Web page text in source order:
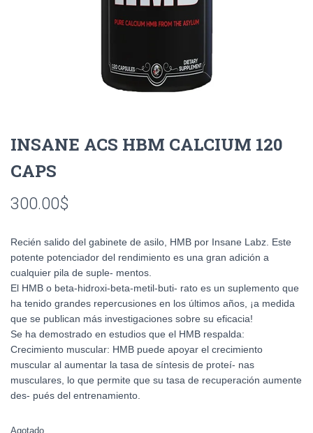
INSANE ACS HBM CALCIUM 120
CAPS
300.00$
Recién salido del gabinete de asilo, HMB por Insane Labz. Este
potente potenciador del rendimiento es una gran adición a
cualquier pila de suple- mentos.
El HMB o beta-hidroxi-beta-metil-buti- rato es un suplemento que
ha tenido grandes repercusiones en los últimos años, ¡a medida
que se publican más investigaciones sobre su eficacia!
Se ha demostrado en estudios que el HMB respalda:
Crecimiento muscular: HMB puede apoyar el crecimiento
muscular al aumentar la tasa de síntesis de proteí- nas
musculares, lo que permite que su tasa de recuperación aumente
des- pués del entrenamiento.
Agotado